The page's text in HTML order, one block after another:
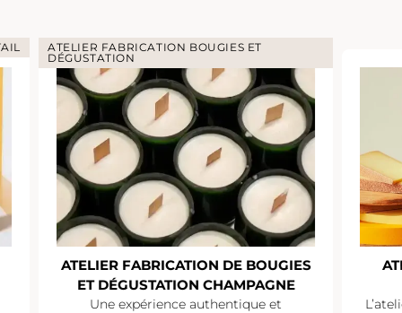
ATELIER DÉGUSTATION
ATELIER DÉGUSTATION VEUVE
CLICQUOT
L’atelier dégustation Veuve Clicquot est